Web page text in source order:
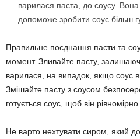
варилася паста, до соусу.
допоможе зробити соус більш
Правильне поєднання пасти та
момент. Зливайте пасту,
варилася, на випадок, якщо соус
Змішайте пасту з соусом
готується соус, щоб він рівномірно
Не варто нехтувати сиром, який